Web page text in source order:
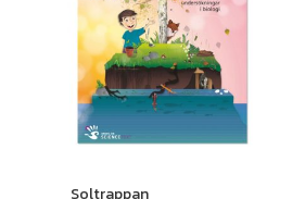
Soltrappan